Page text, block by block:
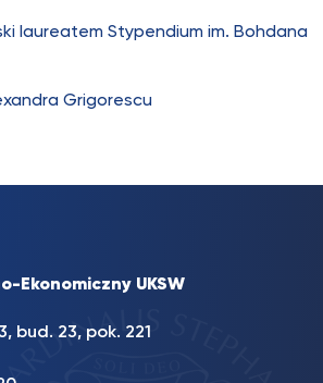
laureatem Stypendium im. Bohdana
Grigorescu
Ekonomiczny UKSW
bud. 23, pok. 221